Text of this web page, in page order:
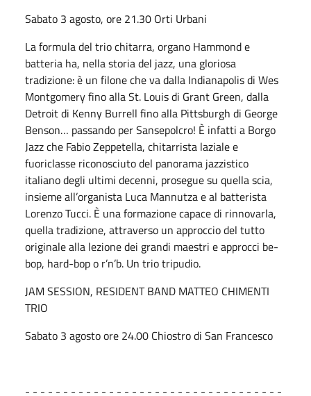
Sabato 3 agosto, ore 21.30 Orti Urbani
La formula del trio chitarra, organo Hammond e
batteria ha, nella storia del jazz, una gloriosa
tradizione: è un filone che va dalla Indianapolis di Wes
Montgomery fino alla St. Louis di Grant Green, dalla
Detroit di Kenny Burrell fino alla Pittsburgh di George
Benson… passando per Sansepolcro! È infatti a Borgo
Jazz che Fabio Zeppetella, chitarrista laziale e
fuoriclasse riconosciuto del panorama jazzistico
italiano degli ultimi decenni, prosegue su quella scia,
insieme all’organista Luca Mannutza e al batterista
Lorenzo Tucci. È una formazione capace di rinnovarla,
quella tradizione, attraverso un approccio del tutto
originale alla lezione dei grandi maestri e approcci be-
bop, hard-bop o r’n’b. Un trio tripudio.
JAM SESSION, RESIDENT BAND MATTEO CHIMENTI
TRIO
Sabato 3 agosto ore 24.00 Chiostro di San Francesco
- - - - - - - - - - - - - - - - - - - - - - - - - - - - - - - - - -